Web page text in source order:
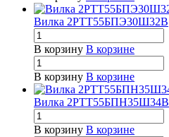
Вилка 2РТТ55БПЭ30Ш32В
В корзину В корзине
В корзину В корзине
Вилка 2РТТ55БПН35Ш34В
В корзину В корзине